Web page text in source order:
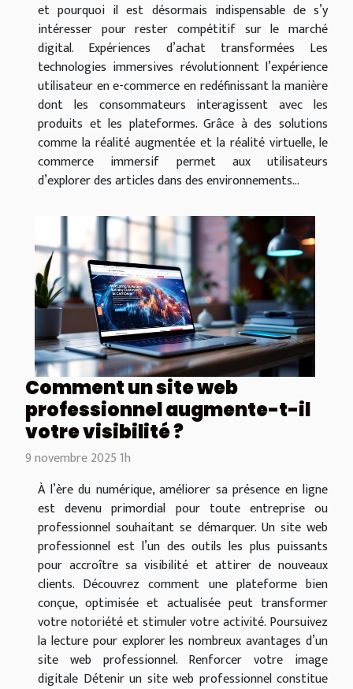
et pourquoi il est désormais indispensable de s’y
intéresser pour rester compétitif sur le marché
digital. Expériences d’achat transformées Les
technologies immersives révolutionnent l’expérience
utilisateur en e-commerce en redéfinissant la manière
dont les consommateurs interagissent avec les
produits et les plateformes. Grâce à des solutions
comme la réalité augmentée et la réalité virtuelle, le
commerce immersif permet aux utilisateurs
d’explorer des articles dans des environnements...
Comment un site web
professionnel augmente-t-il
votre visibilité ?
9 novembre 2025 1h
À l’ère du numérique, améliorer sa présence en ligne
est devenu primordial pour toute entreprise ou
professionnel souhaitant se démarquer. Un site web
professionnel est l’un des outils les plus puissants
pour accroître sa visibilité et attirer de nouveaux
clients. Découvrez comment une plateforme bien
conçue, optimisée et actualisée peut transformer
votre notoriété et stimuler votre activité. Poursuivez
la lecture pour explorer les nombreux avantages d’un
site web professionnel. Renforcer votre image
digitale Détenir un site web professionnel constitue